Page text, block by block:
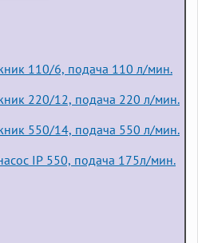
110/6, подача 110 л/мин.
220/12, подача 220 л/мин.
550/14, подача 550 л/мин.
IP 550, подача 175л/мин.